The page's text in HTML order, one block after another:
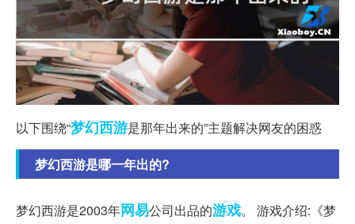
以下围绕“梦幻西游是那年出来的”主题解决网友的困惑
梦幻西游是哪一年出的?
梦幻西游是2003年网易公司出品的游戏。 游戏介绍:《梦